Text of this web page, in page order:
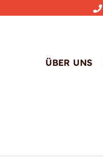
ÜBER UNS